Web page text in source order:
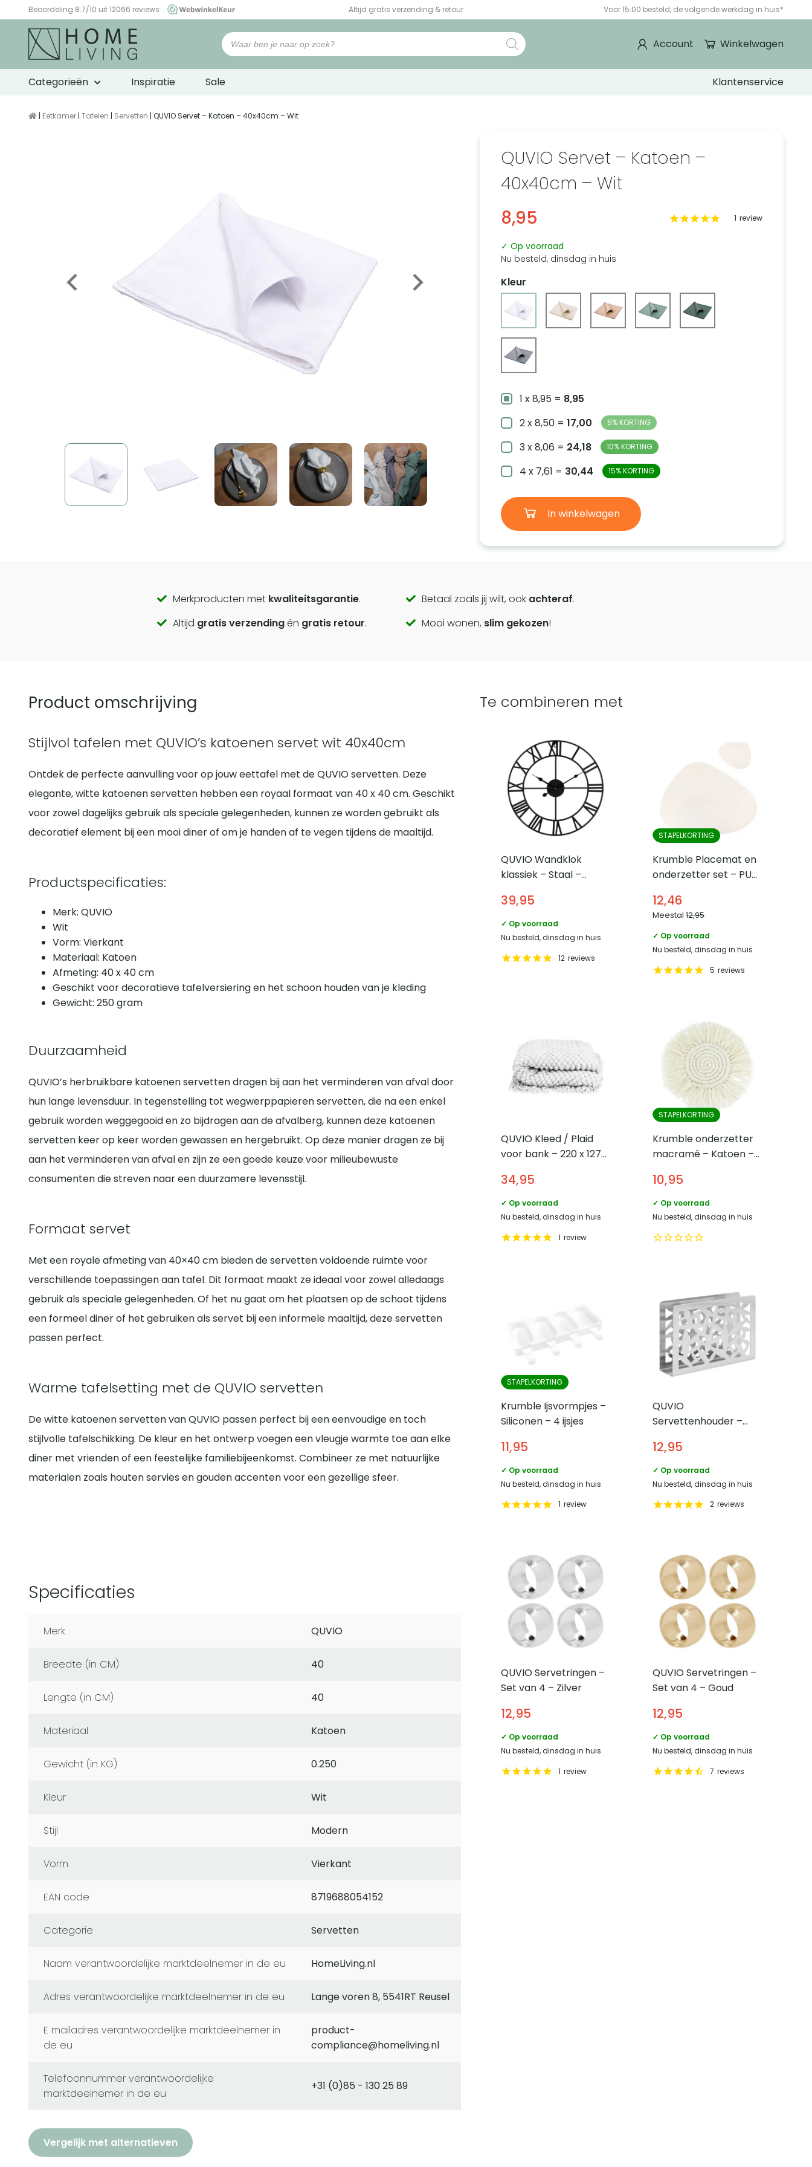
Beoordeling 8.7/10 uit 12066 reviews
WebwinkelKeur
Altijd gratis verzending & retour Voor 15:00 besteld, de volgende werkdag in huis*
Winkelwagen
Account
Categorieën Inspiratie Sale Klantenservice
| Eetkamer | Tafelen | Servetten | QUVIO Servet – Katoen – 40x40cm – Wit
QUVIO Servet – Katoen –
40x40cm – Wit
8,95
1 review
✓ Op voorraad
Nu besteld, dinsdag in huis
Kleur
1 x 8,95 = 8,95
2 x 8,50 = 17,00 5% KORTING
3 x 8,06 = 24,18 10% KORTING
4 x 7,61 = 30,44 15% KORTING
In winkelwagen
Call
to
Merkproducten met kwaliteitsgarantie. Betaal zoals jij wilt, ook achteraf.
Altijd gratis verzendingén gratis retour. Mooi wonen, slim gekozen!
Product omschrijving
Stijlvol tafelen met QUVIO’s katoenen servet wit 40x40cm
Ontdek de perfecte aanvulling voor op jouw eettafel met de QUVIO servetten. Deze
elegante, witte katoenen servetten hebben een royaal formaat van 40 x 40 cm. Geschikt
voor zowel dagelijks gebruik als speciale gelegenheden, kunnen ze worden gebruikt als
decoratief element bij een mooi diner of om je handen af te vegen tijdens de maaltijd.
Productspecificaties:
Merk: QUVIO
Wit
Vorm: Vierkant
Materiaal: Katoen
Afmeting: 40 x 40 cm
Geschikt voor decoratieve tafelversiering en het schoon houden van je kleding
Gewicht: 250 gram
Duurzaamheid
QUVIO’s herbruikbare katoenen servetten dragen bij aan het verminderen van afval door
hun lange levensduur. In tegenstelling tot wegwerppapieren servetten, die na een enkel
gebruik worden weggegooid en zo bijdragen aan de afvalberg, kunnen deze katoenen
servetten keer op keer worden gewassen en hergebruikt. Op deze manier dragen ze bij
aan het verminderen van afval en zijn ze een goede keuze voor milieubewuste
consumenten die streven naar een duurzamere levensstijl.
Formaat servet
Met een royale afmeting van 40×40 cm bieden de servetten voldoende ruimte voor
verschillende toepassingen aan tafel. Dit formaat maakt ze ideaal voor zowel alledaags
gebruik als speciale gelegenheden. Of het nu gaat om het plaatsen op de schoot tijdens
een formeel diner of het gebruiken als servet bij een informele maaltijd, deze servetten
passen perfect.
Warme tafelsetting met de QUVIO servetten
De witte katoenen servetten van QUVIO passen perfect bij een eenvoudige en toch
stijlvolle tafelschikking. De kleur en het ontwerp voegen een vleugje warmte toe aan elke
diner met vrienden of een feestelijke familiebijeenkomst. Combineer ze met natuurlijke
materialen zoals houten servies en gouden accenten voor een gezellige sfeer.
Specificaties
Merk QUVIO
Breedte (in CM) 40
Lengte (in CM) 40
Materiaal Katoen
Gewicht (in KG) 0.250
Kleur Wit
Stijl Modern
Vorm Vierkant
EAN code 8719688054152
Categorie Servetten
naam verantwoordelijke marktdeelnemer in de eu HomeLiving.nl
adres verantwoordelijke marktdeelnemer in de eu Lange voren 8, 5541RT Reusel
e mailadres verantwoordelijke marktdeelnemer in
de eu
product-
compliance@homeliving.nl
telefoonnummer verantwoordelijke
marktdeelnemer in de eu
+31 (0)85 - 130 25 89
Vergelijk met alternatieven
Te combineren met
QUVIO Wandklok
klassiek – Staal –
39,95
✓ Op voorraad
Nu besteld, dinsdag in huis
12 reviews
STAPELKORTING
Krumble Placemat en
onderzetter set – PU
12,46
Meestal12,95
✓ Op voorraad
Nu besteld, dinsdag in huis
5 reviews
QUVIO Kleed / Plaid
voor bank – 220 x 127
34,95
✓ Op voorraad
Nu besteld, dinsdag in huis
1 review
STAPELKORTING
Krumble onderzetter
macramé – Katoen –
10,95
✓ Op voorraad
Nu besteld, dinsdag in huis
STAPELKORTING
Krumble Ijsvormpjes –
Siliconen – 4 ijsjes
11,95
✓ Op voorraad
Nu besteld, dinsdag in huis
1 review
QUVIO
Servettenhouder –
12,95
✓ Op voorraad
Nu besteld, dinsdag in huis
2 reviews
QUVIO Servetringen –
Set van 4 – Zilver
12,95
✓ Op voorraad
Nu besteld, dinsdag in huis
1 review
QUVIO Servetringen –
Set van 4 – Goud
12,95
✓ Op voorraad
Nu besteld, dinsdag in huis
7 reviews